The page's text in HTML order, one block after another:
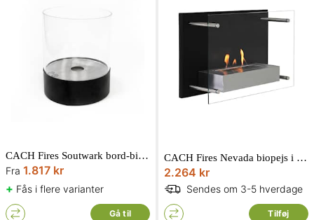
CACH Fires Soutwark bord-biopejs rund Ø25 x 31,5 cm
Fra 1.817 kr
+ Fås i flere varianter
Gå til
CACH Fires Nevada biopejs i sort/stål til væg D21 x H40 x L60 cm
2.264 kr
Sendes om 3-5 hverdage
Tilføj